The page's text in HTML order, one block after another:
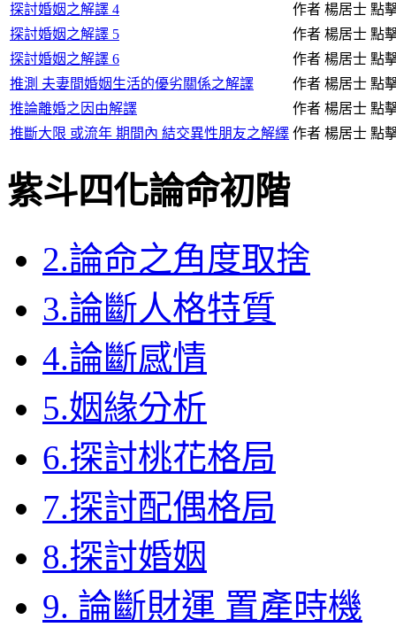
探討婚姻之解譯 4
作者 楊居士 點
探討婚姻之解譯 5
作者 楊居士 點
探討婚姻之解譯 6
作者 楊居士 點
推測 夫妻間婚姻生活的優劣關係之解譯
作者 楊居士 點
推論離婚之因由解譯
作者 楊居士 點
推斷大限 或流年 期間內 結交異性朋友之解繹 作者 楊居士 點
紫斗四化論命初階
2.論命之角度取捨
3.論斷人格特質
4.論斷感情
5.姻緣分析
6.探討桃花格局
7.探討配偶格局
8.探討婚姻
9. 論斷財運 置產時機